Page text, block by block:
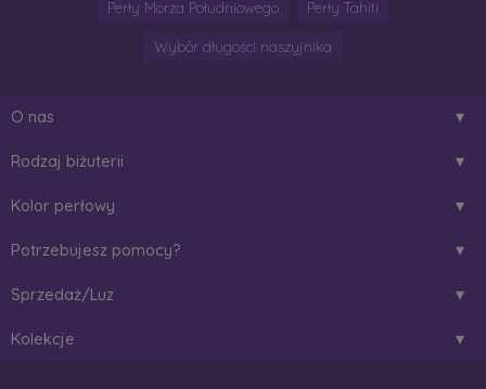
Perły Morza Południowego Perły Tahiti
Wybór długości naszyjnika
O nas
Rodzaj biżuterii
Kolor perłowy
Potrzebujesz pomocy?
Sprzedaż/Luz
Kolekcje